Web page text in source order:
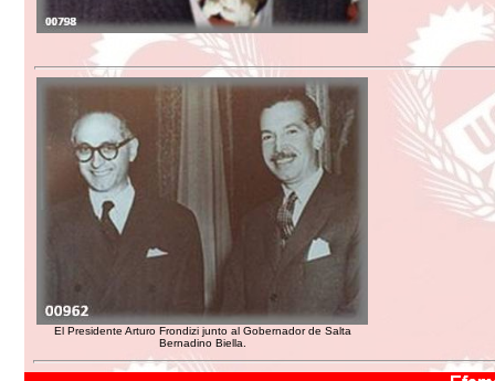
El Presidente Arturo Frondizi junto al Gobernador de Salta
Bernadino Biella.